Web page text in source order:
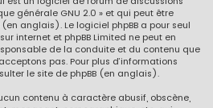
générale GNU 2.0 » et qui peut être
(en anglais). Le logiciel phpBB a pour seul
internet et phpBB Limited ne peut en
de la conduite et du contenu que
pas. Pour plus d’informations
le site de phpBB (en anglais).
contenu à caractère abusif, obscène,